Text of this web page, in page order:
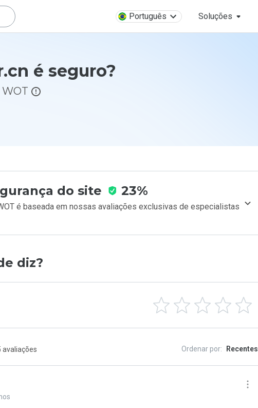
Português Soluções
é seguro?
do site 23%
é baseada em nossas avaliações exclusivas de especialistas
diz?
avaliações Ordenar por: Recentes